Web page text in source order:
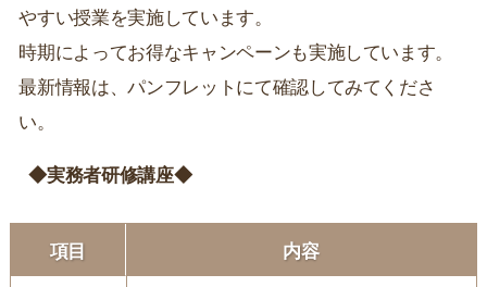
やすい授業を実施しています。
時期によってお得なキャンペーンも実施しています。
最新情報は、パンフレットにて確認してみてくださ
い。
◆実務者研修講座◆
項目 内容